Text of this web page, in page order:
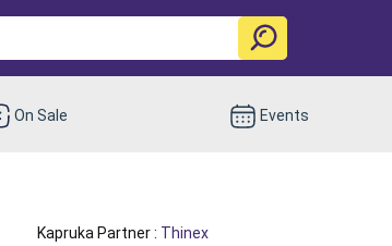
On Sale Events
Kapruka Partner : Thinex